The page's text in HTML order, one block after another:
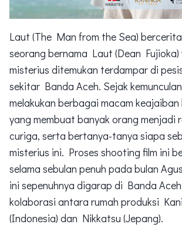
Laut (The Man from the Sea)
seorang bernama Laut (Dean Fujioka)
misterius ditemukan terdampar di
sekitar Banda Aceh. Sejak
melakukan berbagai macam
yang membuat banyak orang menjadi
curiga, serta bertanya-tanya siapa
misterius ini. Proses shooting film ini
selama sebulan penuh pada bulan
ini sepenuhnya digarap di Banda
kolaborasi antara rumah produksi
(Indonesia) dan Nikkatsu (Jepang).